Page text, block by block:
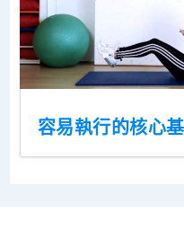
容易執行的核心